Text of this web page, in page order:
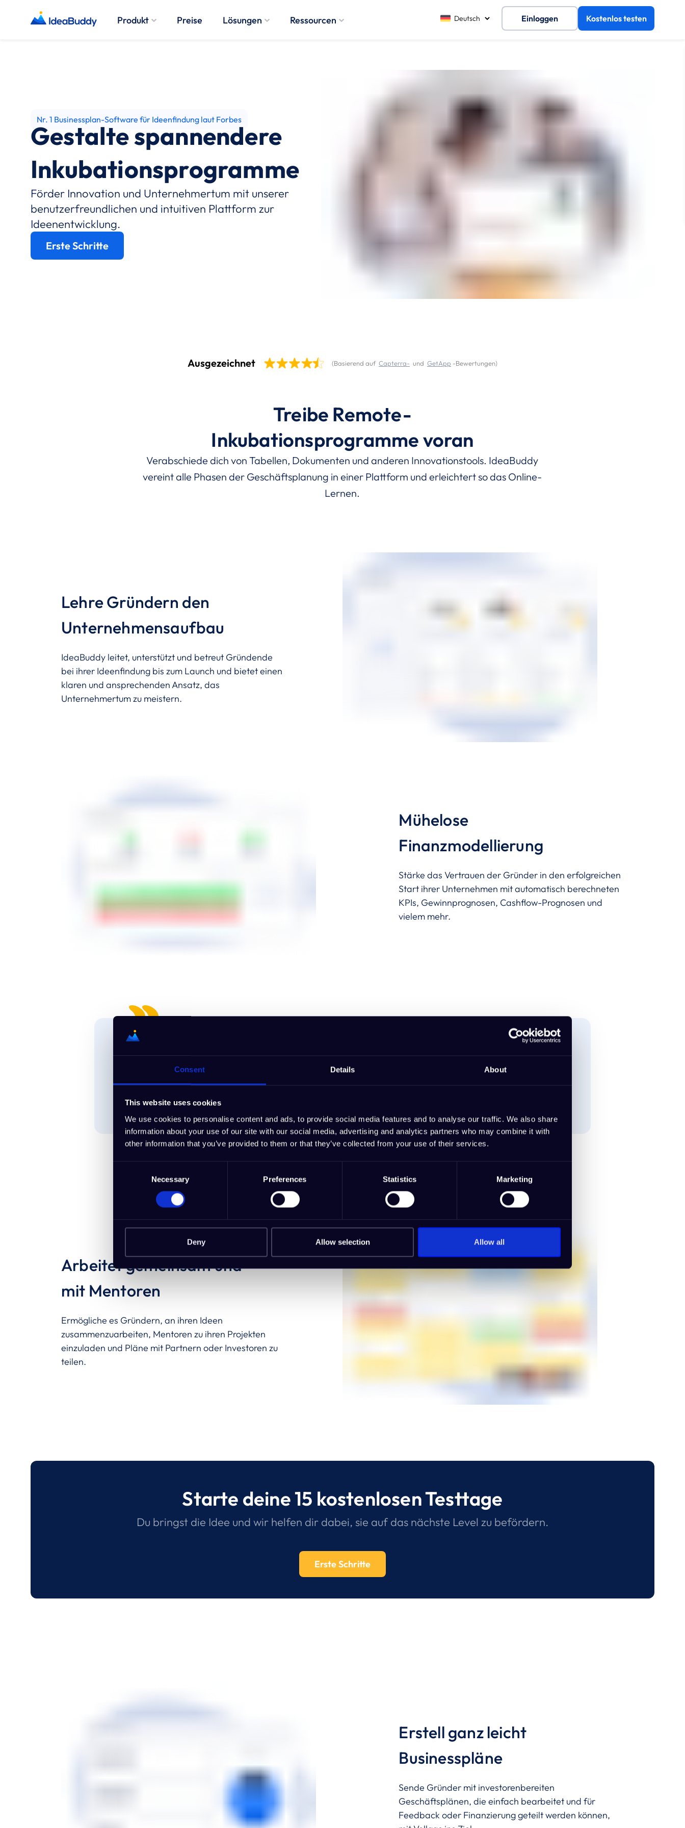
Consent Details About
This website uses cookies
We use cookies to personalise content and ads, to provide social media features and to analyse our traffic. We also share
information about your use of our site with our social media, advertising and analytics partners who may combine it with
other information that you’ve provided to them or that they’ve collected from your use of their services.
Necessary Preferences Statistics Marketing
Deny Allow selection Allow all
Produkt Preise Lösungen Ressourcen Einloggen Kostenlos testen
Nr. 1 Businessplan-Software für Ideenfindung laut Forbes
Gestalte spannendere
Inkubationsprogramme
Förder Innovation und Unternehmertum mit unserer
benutzerfreundlichen und intuitiven Plattform zur
Ideenentwicklung.
Erste Schritte
Ausgezeichnet (Basierend auf Capterra- und GetApp -Bewertungen)
Treibe Remote-
Inkubationsprogramme voran
Verabschiede dich von Tabellen, Dokumenten und anderen Innovationstools. IdeaBuddy
vereint alle Phasen der Geschäftsplanung in einer Plattform und erleichtert so das Online-
Lernen.
Lehre Gründern den
Unternehmensaufbau
IdeaBuddy leitet, unterstützt und betreut Gründende
bei ihrer Ideenfindung bis zum Launch und bietet einen
klaren und ansprechenden Ansatz, das
Unternehmertum zu meistern.
Mühelose
Finanzmodellierung
Stärke das Vertrauen der Gründer in den erfolgreichen
Start ihrer Unternehmen mit automatisch berechneten
KPIs, Gewinnprognosen, Cashflow-Prognosen und
vielem mehr.
Jeder brillante Innovator und jedes Unternehmen in seiner Frühphase benötigt von Anfang an ein
klares, strukturiertes Geschäftsmodell. IdeaBuddy ist das perfekte Tool, um alle Informationen über
Markt, Partner, Kosten, Wettbewerber etc. zu verwalten und zu visualisieren.
SAROLTA SZOKE, Projektmanagerin bei C-Lab Ventures
Arbeitet gemeinsam und
mit Mentoren
Ermögliche es Gründern, an ihren Ideen
zusammenzuarbeiten, Mentoren zu ihren Projekten
einzuladen und Pläne mit Partnern oder Investoren zu
teilen.
Starte deine 15 kostenlosen Testtage
Du bringst die Idee und wir helfen dir dabei, sie auf das nächste Level zu befördern.
Erste Schritte
Erstell ganz leicht
Businesspläne
Sende Gründer mit investorenbereiten
Geschäftsplänen, die einfach bearbeitet und für
Feedback oder Finanzierung geteilt werden können,